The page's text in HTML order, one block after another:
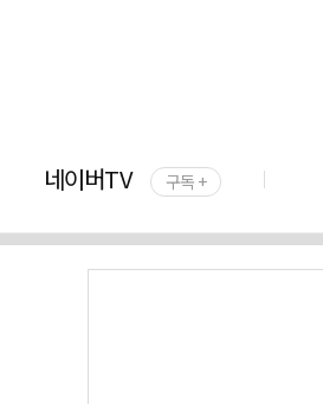
네이버TV 구독 +